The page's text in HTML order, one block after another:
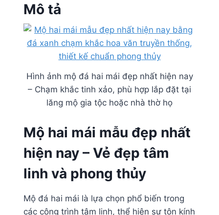
Mô tả
Hình ảnh mộ đá hai mái đẹp nhất hiện nay
– Chạm khắc tinh xảo, phù hợp lắp đặt tại
lăng mộ gia tộc hoặc nhà thờ họ
Mộ hai mái mẫu đẹp nhất
hiện nay – Vẻ đẹp tâm
linh và phong thủy
Mộ đá hai mái là lựa chọn phổ biến trong
các công trình tâm linh, thể hiện sự tôn kính